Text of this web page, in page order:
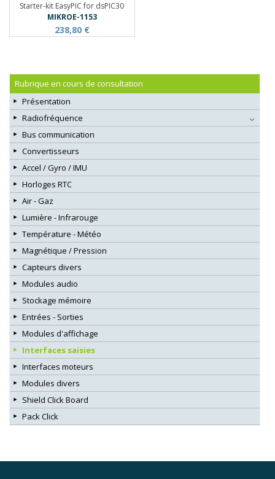
Starter-kit EasyPIC for dsPIC30
MIKROE-1153
238,80 €
Rubrique en cours de consultation
Présentation
Radiofréquence
Bus communication
Convertisseurs
Accel / Gyro / IMU
Horloges RTC
Air - Gaz
Lumière - Infrarouge
Température - Météo
Magnétique / Pression
Capteurs divers
Modules audio
Stockage mémoire
Entrées - Sorties
Modules d'affichage
Interfaces saisies
Interfaces moteurs
Modules divers
Shield Click Board
Pack Click